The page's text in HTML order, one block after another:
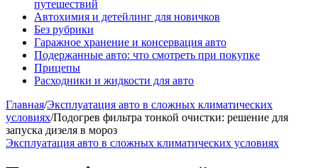
путешествий
Автохимия и детейлинг для новичков
Без рубрики
Гаражное хранение и консервация авто
Подержанные авто: что смотреть при покупке
Прицепы
Расходники и жидкости для авто
Главная/Эксплуатация авто в сложных климатических
условиях/Подогрев фильтра тонкой очистки: решение для
запуска дизеля в мороз
Эксплуатация авто в сложных климатических условиях